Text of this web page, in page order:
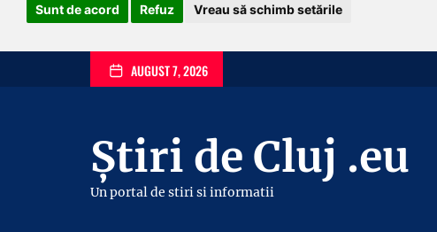
Sunt de acord Refuz Vreau să schimb setările
AUGUST 7, 2026
Știri de Cluj .eu
Un portal de stiri si informatii